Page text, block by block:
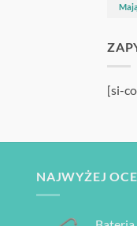
[si-
NAJWYŻEJ